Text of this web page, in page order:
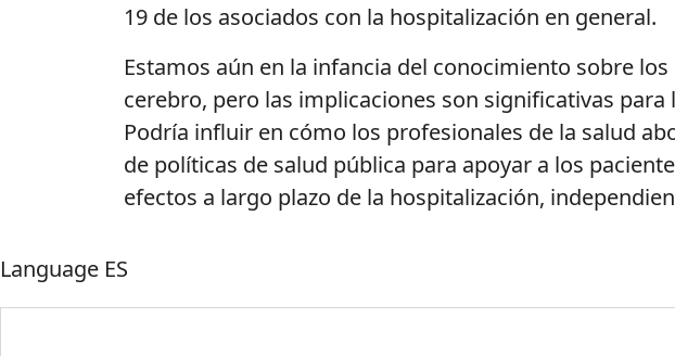
19 de los asociados con la hospitalización en general.
Estamos aún en la infancia del conocimiento sobre
cerebro, pero las implicaciones son significativas
Podría influir en cómo los profesionales de la salud
de políticas de salud pública para apoyar a los
efectos a largo plazo de la hospitalización,
Language ES